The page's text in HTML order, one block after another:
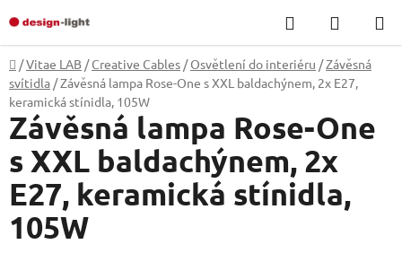
na
obsah
Hledat
KOŠÍK
Domů
/Vitae LAB / Creative Cables / Osvětlení do interiéru /Závěsná
svítidla /Závěsná lampa Rose-One s XXL baldachýnem, 2x E27,
keramická stínidla, 105W
Závěsná lampa Rose-One
s XXL baldachýnem, 2x
E27, keramická stínidla,
105W